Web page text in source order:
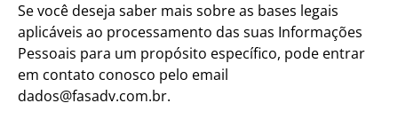
Se você deseja saber mais sobre as bases legais
aplicáveis ao processamento das suas Informações
Pessoais para um propósito específico, pode entrar
em contato conosco pelo email
dados@fasadv.com.br.